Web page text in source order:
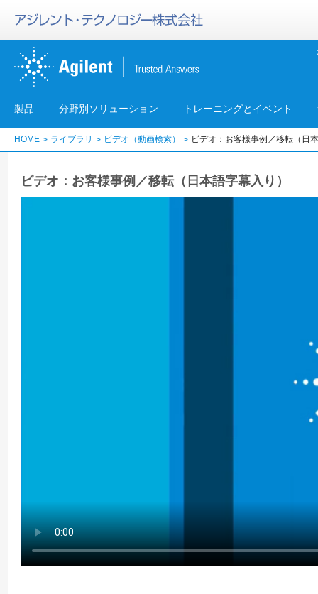
製品 分野別ソリューション トレーニングとイベント
HOME ライブラリ ビデオ（動画検索） ビデオ：お客様事例／移転（日
ビデオ：お客様事例／移転（日本語字幕入り）